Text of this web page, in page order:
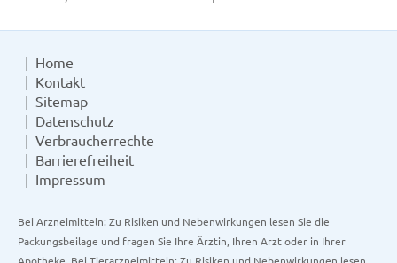
Home
Kontakt
Sitemap
Datenschutz
Verbraucherrechte
Barrierefreiheit
Impressum
Bei Arzneimitteln: Zu Risiken und Nebenwirkungen lesen Sie die
Packungsbeilage und fragen Sie Ihre Ärztin, Ihren Arzt oder in Ihrer